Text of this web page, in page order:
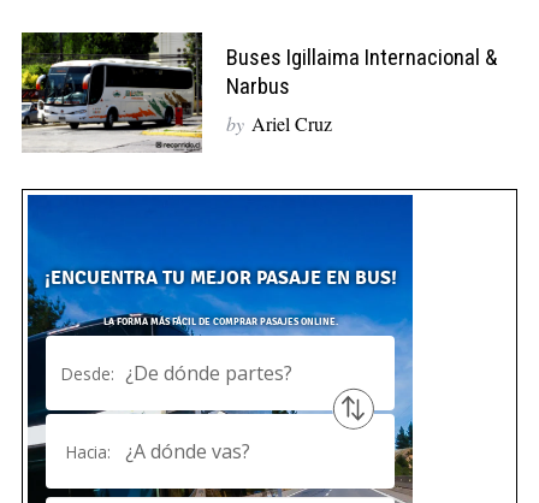
Buses Igillaima Internacional &
Narbus
by Ariel Cruz